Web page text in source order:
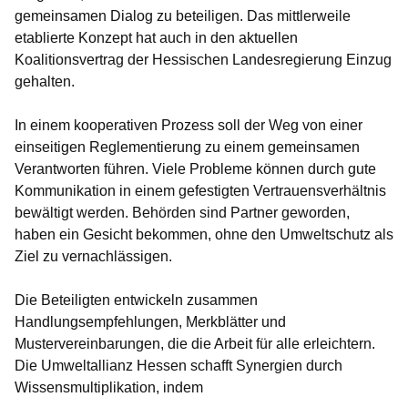
gemeinsamen Dialog zu beteiligen. Das mittlerweile
etablierte Konzept hat auch in den aktuellen
Koalitionsvertrag der Hessischen Landesregierung Einzug
gehalten.
In einem kooperativen Prozess soll der Weg von einer
einseitigen Reglementierung zu einem gemeinsamen
Verantworten führen. Viele Probleme können durch gute
Kommunikation in einem gefestigten Vertrauensverhältnis
bewältigt werden. Behörden sind Partner geworden,
haben ein Gesicht bekommen, ohne den Umweltschutz als
Ziel zu vernachlässigen.
Die Beteiligten entwickeln zusammen
Handlungsempfehlungen, Merkblätter und
Mustervereinbarungen, die die Arbeit für alle erleichtern.
Die Umweltallianz Hessen schafft Synergien durch
Wissensmultiplikation, indem